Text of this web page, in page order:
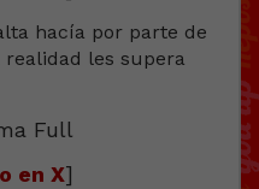
hacía por parte de
les supera
en X]